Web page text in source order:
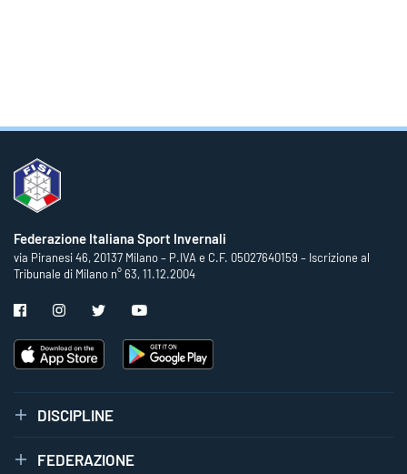
Federazione Italiana Sport Invernali
via Piranesi 46, 20137 Milano – P.IVA e C.F. 05027640159 – Iscrizione al
Tribunale di Milano n° 63, 11.12.2004
DISCIPLINE
FEDERAZIONE